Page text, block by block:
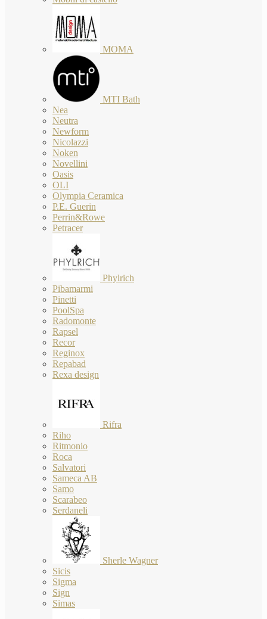
MOMA
MTI Bath
Nea
Neutra
Newform
Nicolazzi
Noken
Novellini
Oasis
OLI
Olympia Ceramica
P.E. Guerin
Perrin&Rowe
Petracer
Phylrich
Pibamarmi
Pinetti
PoolSpa
Radomonte
Rapsel
Recor
Reginox
Repabad
Rexa design
Rifra
Riho
Ritmonio
Roca
Salvatori
Sameca AB
Samo
Scarabeo
Serdaneli
Sherle Wagner
Sicis
Sigma
Sign
Simas